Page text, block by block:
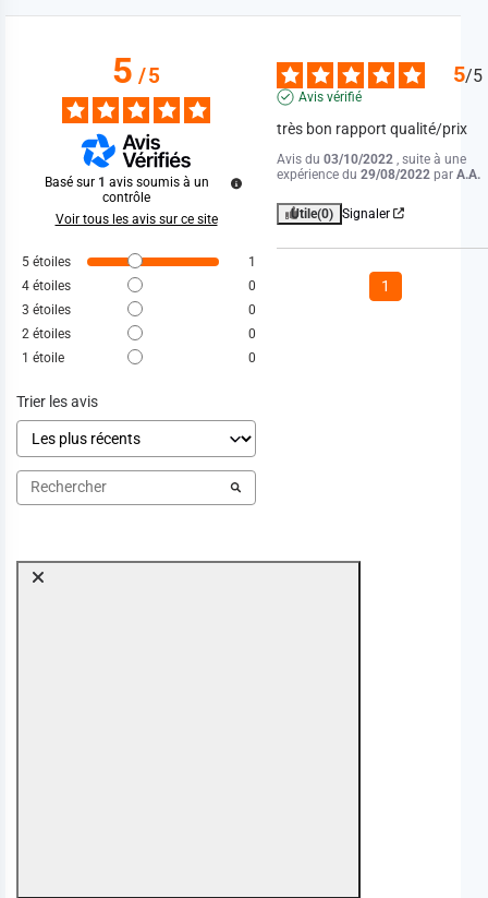
5/5
Basé sur 1 avis soumis à un
contrôle
Voir tous les avis sur ce site
5 étoiles
1
4 étoiles
0
3 étoiles
0
2 étoiles
0
1 étoile 0
Trier les avis
5/5
Avis vérifié
très bon rapport qualité/prix
Avis du03/10/2022 , suite à une
expérience du29/08/2022 parA.A.
Utile(0) Signaler
1